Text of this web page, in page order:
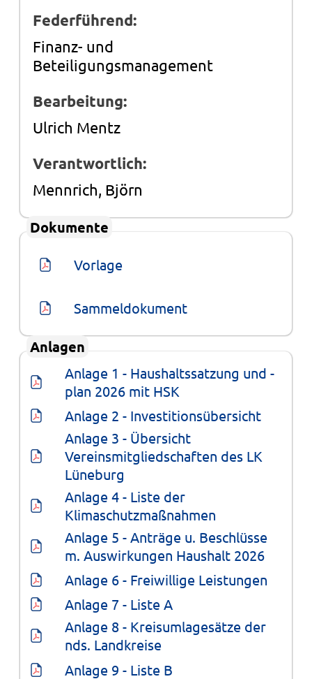
Federführend:
Finanz- und
Beteiligungsmanagement
Bearbeitung:
Ulrich Mentz
Verantwortlich:
Mennrich, Björn
Dokumente
Vorlage
Sammeldokument
Anlagen
Anlage 1 - Haushaltssatzung und -
plan 2026 mit HSK
Anlage 2 - Investitionsübersicht
Anlage 3 - Übersicht
Vereinsmitgliedschaften des LK
Lüneburg
Anlage 4 - Liste der
Klimaschutzmaßnahmen
Anlage 5 - Anträge u. Beschlüsse
m. Auswirkungen Haushalt 2026
Anlage 6 - Freiwillige Leistungen
Anlage 7 - Liste A
Anlage 8 - Kreisumlagesätze der
nds. Landkreise
Anlage 9 - Liste B